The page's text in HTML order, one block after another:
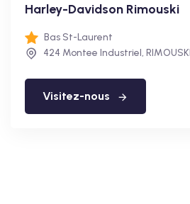
Harley-Davidson Rimouski
Bas St-Laurent
424 Montee Industriel,
Visitez-nous